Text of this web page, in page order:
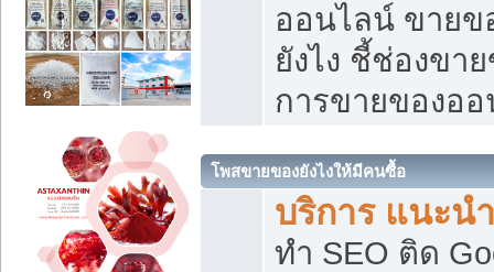
ออนไลน์ ขายข
ยังไง ชี้ช่องขา
การขายของอ
โพสขายของยังไงให้มีคนซื้อ
บริการ แนะน
ทำ SEO ติด